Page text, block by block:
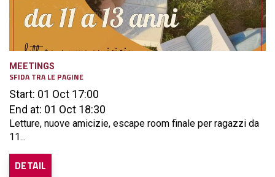
MEETINGS
SFIDA TRA LE PAGINE
Start: 01 Oct 17:00
End at: 01 Oct 18:30
Letture, nuove amicizie, escape room finale per ragazzi da
11...
DETAIL